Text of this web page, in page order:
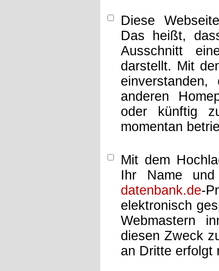
Diese
Das heißt,
Ausschnitt
darstellt. Mit
anderen
oder künftig
momentan
Mit dem
Ihr Name
datenbank.de-
elektronisch
Webmastern
diesen Zweck
an Dritte erfolgt